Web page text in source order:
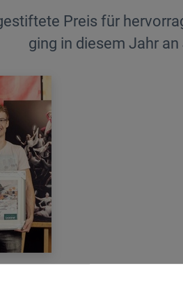
Preis für
ging in diesem Jahr
für hervorragende Leistungen